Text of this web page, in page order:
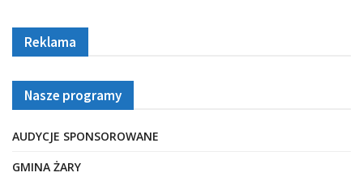
Reklama
Nasze programy
AUDYCJE SPONSOROWANE
GMINA ŻARY